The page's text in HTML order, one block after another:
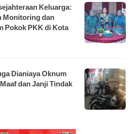
Keluarga:
Monitoring dan
Pokok PKK di Kota
Dianiaya Oknum
dan Janji Tindak